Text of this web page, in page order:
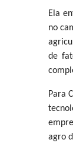
Ela
no
de
Para
agro